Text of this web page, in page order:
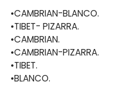
•CAMBRIAN-BLANCO.
•TIBET- PIZARRA.
•CAMBRIAN.
•CAMBRIAN-PIZARRA.
•TIBET.
•BLANCO.